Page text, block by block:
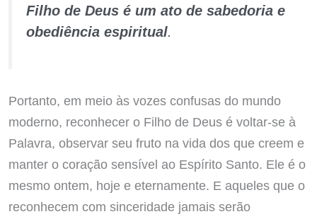
Filho de Deus é um ato de sabedoria e
obediência espiritual.
Portanto, em meio às vozes confusas do mundo
moderno, reconhecer o Filho de Deus é voltar-se à
Palavra, observar seu fruto na vida dos que creem e
manter o coração sensível ao Espírito Santo. Ele é o
mesmo ontem, hoje e eternamente. E aqueles que o
reconhecem com sinceridade jamais serão